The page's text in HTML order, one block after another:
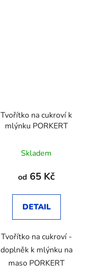
Tvořítko na cukroví k
mlýnku PORKERT
Skladem
od 65 Kč
DETAIL
Tvořítko na cukroví -
doplněk k mlýnku na
maso PORKERT